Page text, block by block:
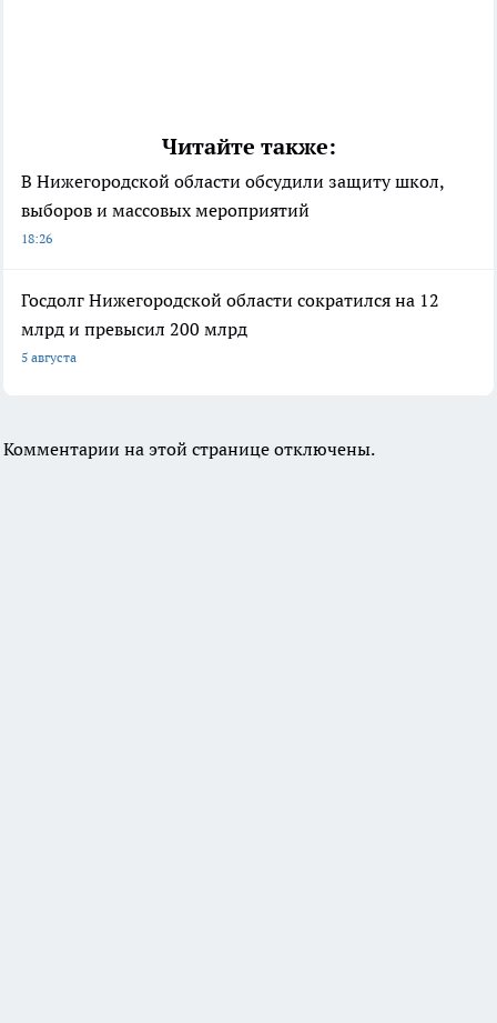
Читайте также:
В Нижегородской области обсудили защиту школ,
выборов и массовых мероприятий
18:26
Госдолг Нижегородской области сократился на 12
млрд и превысил 200 млрд
5 августа
Комментарии на этой странице отключены.